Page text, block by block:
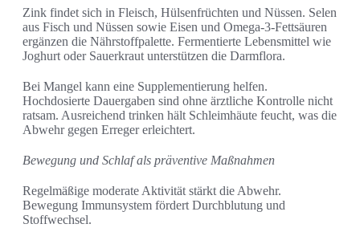
Zink findet sich in Fleisch, Hülsenfrüchten und Nüssen. Selen
aus Fisch und Nüssen sowie Eisen und Omega-3-Fettsäuren
ergänzen die Nährstoffpalette. Fermentierte Lebensmittel wie
Joghurt oder Sauerkraut unterstützen die Darmflora.
Bei Mangel kann eine Supplementierung helfen.
Hochdosierte Dauergaben sind ohne ärztliche Kontrolle nicht
ratsam. Ausreichend trinken hält Schleimhäute feucht, was die
Abwehr gegen Erreger erleichtert.
Bewegung und Schlaf als präventive Maßnahmen
Regelmäßige moderate Aktivität stärkt die Abwehr.
Bewegung Immunsystem fördert Durchblutung und
Stoffwechsel.